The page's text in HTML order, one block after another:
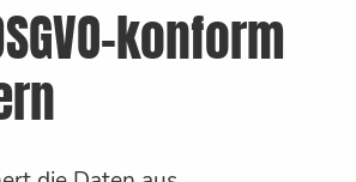
konform